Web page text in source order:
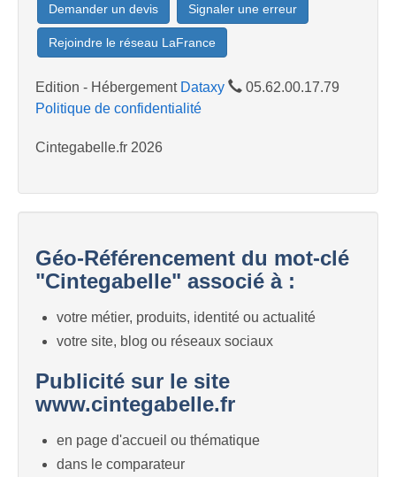
Demander un devis Signaler une erreur
Rejoindre le réseau LaFrance
Edition - Hébergement Dataxy
05.62.00.17.79
Politique de confidentialité
Cintegabelle.fr 2026
Géo-Référencement du mot-clé
"Cintegabelle" associé à :
votre métier, produits, identité ou actualité
votre site, blog ou réseaux sociaux
Publicité sur le site
www.cintegabelle.fr
en page d'accueil ou thématique
dans le comparateur